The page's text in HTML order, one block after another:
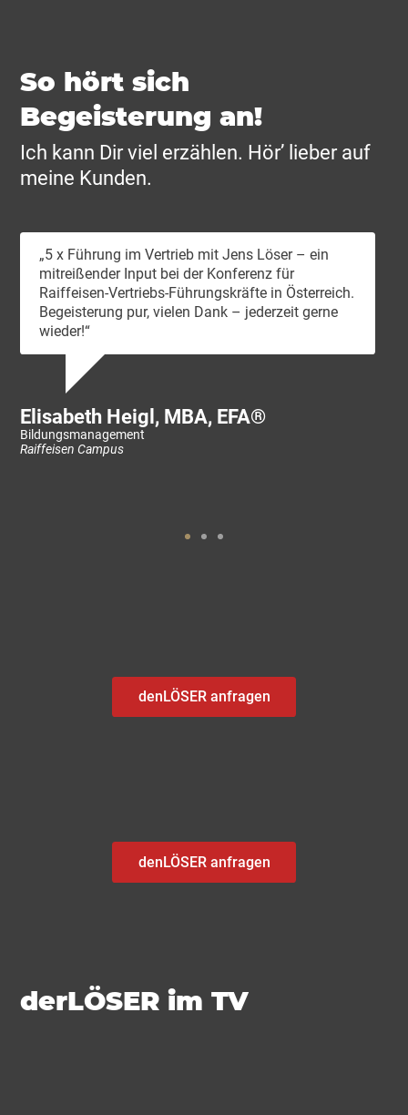
So hört sich
Begeisterung an!
Ich kann Dir viel erzählen. Hör’ lieber auf
meine Kunden.
„5 x Führung im Vertrieb mit Jens Löser – ein
mitreißender Input bei der Konferenz für
Raiffeisen-Vertriebs-Führungskräfte in Österreich.
Begeisterung pur, vielen Dank – jederzeit gerne
wieder!“
Elisabeth Heigl, MBA, EFA®
Bildungsmanagement
Raiffeisen Campus
denLÖSER anfragen
denLÖSER anfragen
derLÖSER im TV